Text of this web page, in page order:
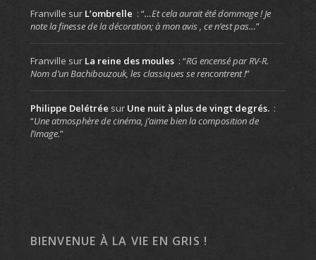
Franville sur L’ombrelle : “…Et cela aurait été dommage ! Je
note la finesse de la décoration; à mon avis , ce n’est pas…”
Franville sur La reine des moules : “RG encensé par RV-R.
Nom d’un Bachibouzouk, les classiques se rencontrent !”
Philippe Delétrée sur Une nuit à plus de vingt degrés. :
“Une atmosphère de cinéma, j’aime bien la composition de
l’image.”
BIENVENUE À LA VIE EN GRIS !